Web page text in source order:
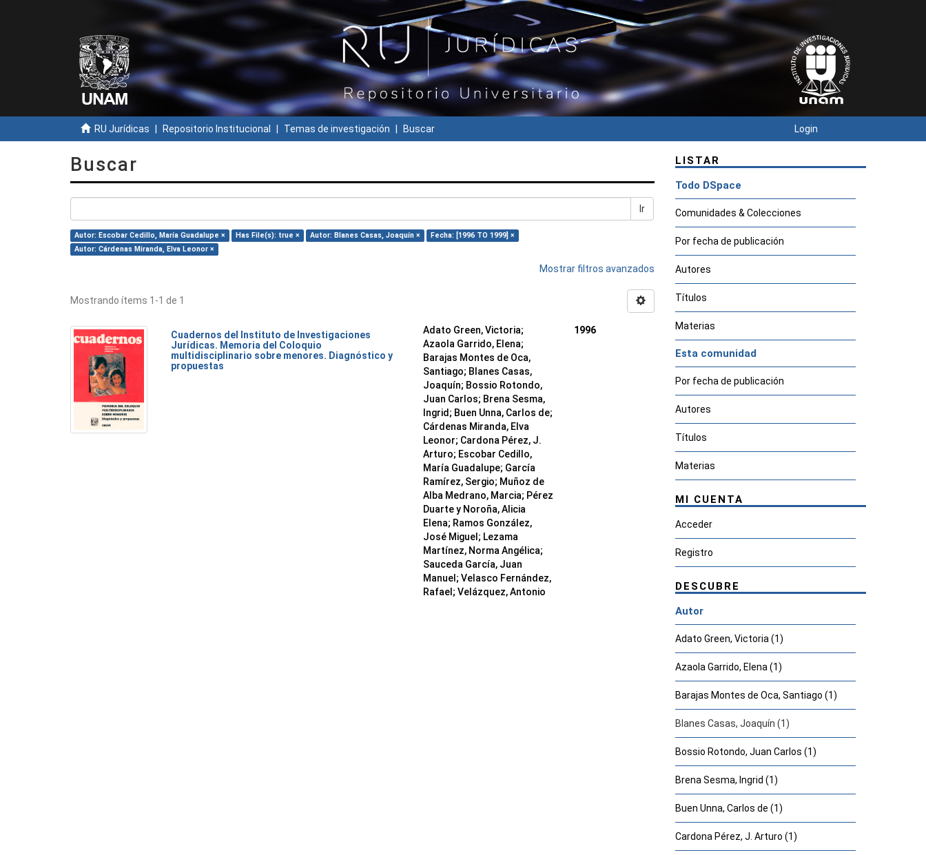
RU Jurídicas Repositorio Institucional Temas de investigación Buscar Login
Buscar
Ir
Autor: Escobar Cedillo, María Guadalupe × Has File(s): true × Autor: Blanes Casas, Joaquín ×
Fecha: [1996 TO 1999] ×
Autor: Cárdenas Miranda, Elva Leonor ×
Mostrar filtros avanzados
Mostrando ítems 1-1 de 1
Cuadernos del Instituto de Investigaciones
Jurídicas. Memoria del Coloquio
multidisciplinario sobre menores. Diagnóstico y
propuestas
Adato Green, Victoria;
Azaola Garrido, Elena;
Barajas Montes de Oca,
Santiago; Blanes Casas,
Joaquín; Bossio Rotondo,
Juan Carlos; Brena Sesma,
Ingrid; Buen Unna, Carlos de;
Cárdenas Miranda, Elva
Leonor; Cardona Pérez, J.
Arturo; Escobar Cedillo,
María Guadalupe; García
Ramírez, Sergio; Muñoz de
Alba Medrano, Marcia; Pérez
Duarte y Noroña, Alicia
Elena; Ramos González,
José Miguel; Lezama
Martínez, Norma Angélica;
Sauceda García, Juan
Manuel; Velasco Fernández,
Rafael; Velázquez, Antonio
1996
LISTAR
Todo DSpace
Comunidades & Colecciones
Por fecha de publicación
Autores
Títulos
Materias
Esta comunidad
Por fecha de publicación
Autores
Títulos
Materias
MI CUENTA
Acceder
Registro
DESCUBRE
Autor
Adato Green, Victoria (1)
Azaola Garrido, Elena (1)
Barajas Montes de Oca, Santiago (1)
Blanes Casas, Joaquín (1)
Bossio Rotondo, Juan Carlos (1)
Brena Sesma, Ingrid (1)
Buen Unna, Carlos de (1)
Cardona Pérez, J. Arturo (1)